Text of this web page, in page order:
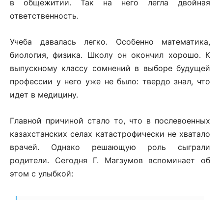
в общежитии. Так на него легла двойная
ответственность.
Учеба давалась легко. Особенно математика,
биология, физика. Школу он окончил хорошо. К
выпускному классу сомнений в выборе будущей
профессии у него уже не было: твердо знал, что
идет в медицину.
Главной причиной стало то, что в послевоенных
казахстанских селах катастрофически не хватало
врачей. Однако решающую роль сыграли
родители. Сегодня Г. Магзумов вспоминает об
этом с улыбкой: